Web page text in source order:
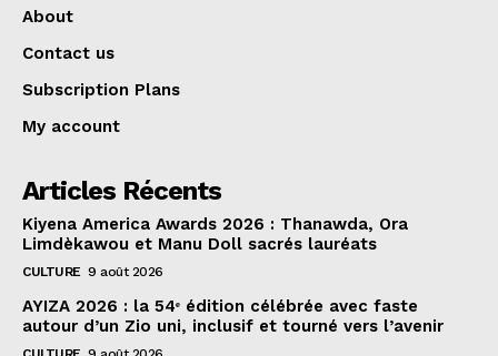
About
Contact us
Subscription Plans
My account
Articles Récents
Kiyena America Awards 2026 : Thanawda, Ora
Limdèkawou et Manu Doll sacrés lauréats
CULTURE 9 août 2026
AYIZA 2026 : la 54ᵉ édition célébrée avec faste
autour d’un Zio uni, inclusif et tourné vers l’avenir